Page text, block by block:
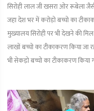
सिरोही लाल जी खसरा ओर रूबेला
जहा देश भर में करोड़ो बच्चो का
मुख्यालय सिरोही पर भी देखने की
लाखों बच्चो का टीकाकरण किया जा
भी सेकड़ो बच्चो का टीकाकरण किया